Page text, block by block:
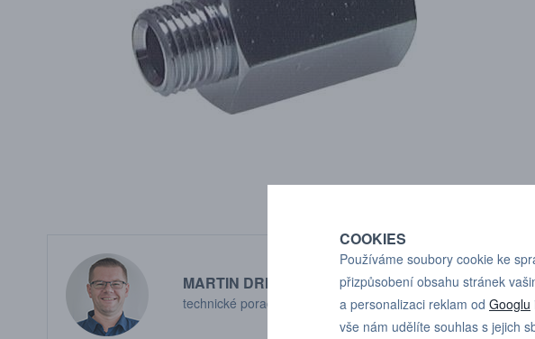
MARTIN DRHOLEC
technické poradenství
Pro technické dotazy
nebo poptávky
COOKIES
Používáme soubory cookie ke
přizpůsobení obsahu stránek
a personalizaci reklam od Googlu
vše nám udělíte souhlas s jejich